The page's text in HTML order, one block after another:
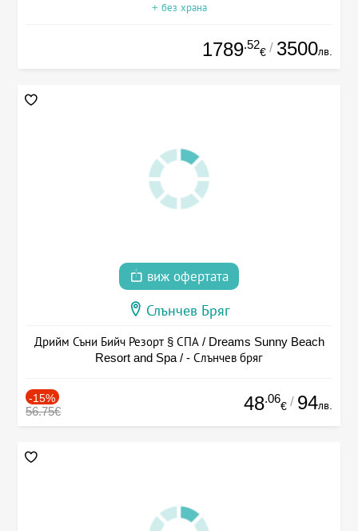
+ без храна
1789.52
€ / 3500лв.
виж офертата
Слънчев Бряг
Дрийм Съни Бийч Резорт § СПА / Dreams Sunny Beach
Resort and Spa / - Слънчев бряг
-15%
56.75€ 48.06
€ / 94лв.